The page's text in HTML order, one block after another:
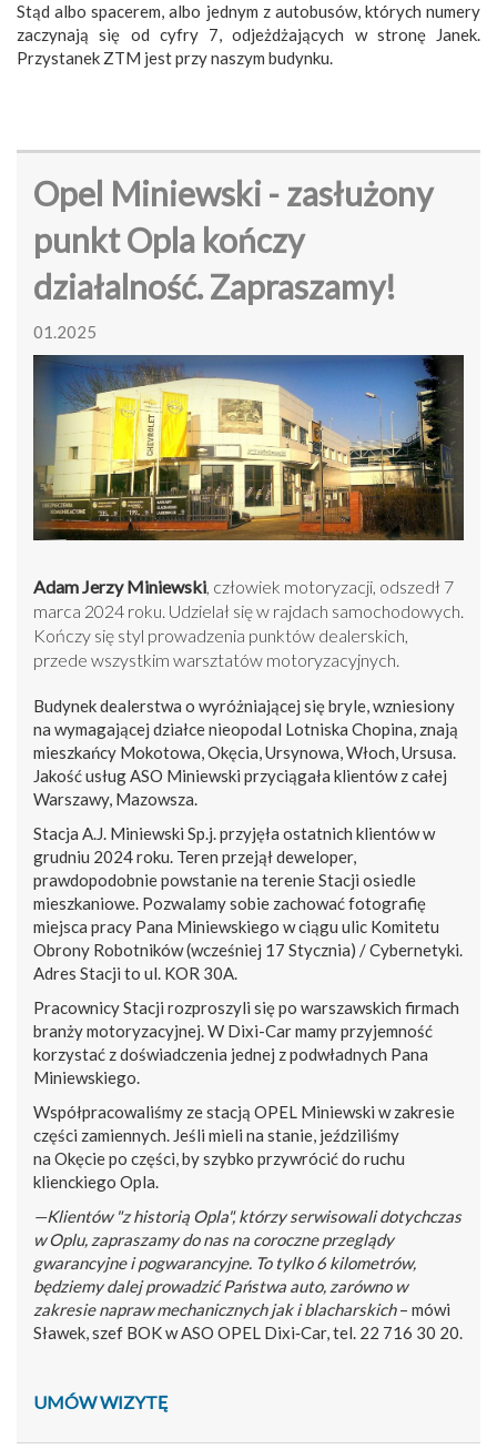
Stąd albo spacerem, albo jednym z autobusów, których numery
zaczynają się od cyfry 7, odjeżdżających w stronę Janek.
Przystanek ZTM jest przy naszym budynku.
Opel Miniewski - zasłużony
punkt Opla kończy
działalność. Zapraszamy!
01.2025
Adam Jerzy Miniewski , człowiek motoryzacji, odszedł 7
marca 2024 roku. Udzielał się w rajdach samochodowych.
Kończy się styl prowadzenia punktów dealerskich,
przede wszystkim warsztatów motoryzacyjnych.
Budynek dealerstwa o wyróżniającej się bryle, wzniesiony
na wymagającej działce nieopodal Lotniska Chopina, znają
mieszkańcy Mokotowa, Okęcia, Ursynowa, Włoch, Ursusa.
Jakość usług ASO Miniewski przyciągała klientów z całej
Warszawy, Mazowsza.
Stacja A.J. Miniewski Sp.j. przyjęła ostatnich klientów w
grudniu 2024 roku. Teren przejął deweloper,
prawdopodobnie powstanie na terenie Stacji osiedle
mieszkaniowe. Pozwalamy sobie zachować fotografię
miejsca pracy Pana Miniewskiego w ciągu ulic Komitetu
Obrony Robotników (wcześniej 17 Stycznia) / Cybernetyki.
Adres Stacji to ul. KOR 30A.
Pracownicy Stacji rozproszyli się po warszawskich firmach
branży motoryzacyjnej. W Dixi-Car mamy przyjemność
korzystać z doświadczenia jednej z podwładnych Pana
Miniewskiego.
Współpracowaliśmy ze stacją OPEL Miniewski w zakresie
części zamiennych. Jeśli mieli na stanie, jeździliśmy
na Okęcie po części, by szybko przywrócić do ruchu
klienckiego Opla.
—Klientów "z historią Opla", którzy serwisowali dotychczas
w Oplu, zapraszamy do nas na coroczne przeglądy
gwarancyjne i pogwarancyjne. To tylko 6 kilometrów,
będziemy dalej prowadzić Państwa auto, zarówno w
zakresie napraw mechanicznych jak i blacharskich– mówi
Sławek, szef BOK w ASO OPEL Dixi‑Car, tel. 22 716 30 20.
UMÓW WIZYTĘ